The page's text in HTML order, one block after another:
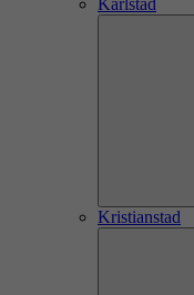
Karlstad
Kristianstad